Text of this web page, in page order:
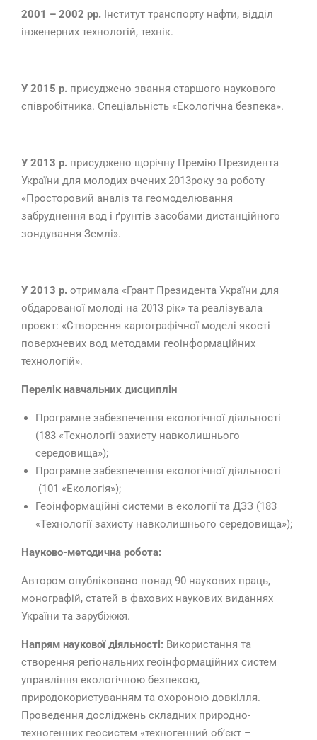
2001 – 2002 рр. Інститут транспорту нафти, відділ
інженерних технологій, технік.
У 2015 р. присуджено звання старшого наукового
співробітника. Спеціальність «Екологічна безпека».
У 2013 р. присуджено щорічну Премію Президента
України для молодих вчених 2013року за роботу
«Просторовий аналіз та геомоделювання
забруднення вод і ґрунтів засобами дистанційного
зондування Землі».
У 2013 р. отримала «Грант Президента України для
обдарованої молоді на 2013 рік» та реалізувала
проєкт: «Створення картографічної моделі якості
поверхневих вод методами геоінформаційних
технологій».
Перелік навчальних дисциплін
Програмне забезпечення екологічної діяльності
(183 «Технології захисту навколишнього
середовища»);
Програмне забезпечення екологічної діяльності
(101 «Екологія»);
Геоінформаційні системи в екології та ДЗЗ (183
«Технології захисту навколишнього середовища»);
Науково-методична робота:
Автором опубліковано понад 90 наукових праць,
монографій, статей в фахових наукових виданнях
України та зарубіжжя.
Напрям наукової діяльності: Використання та
створення регіональних геоінформаційних систем
управління екологічною безпекою,
природокористуванням та охороною довкілля.
Проведення досліджень складних природно-
техногенних геосистем «техногенний об’єкт –